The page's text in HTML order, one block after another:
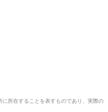
所在することを表すものであり、実際の